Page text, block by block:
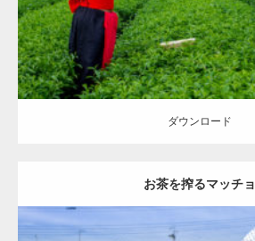
ダウンロード
ダウンロード
お茶を搾るマッチョ